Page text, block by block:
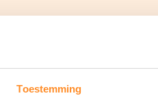
Toestemming